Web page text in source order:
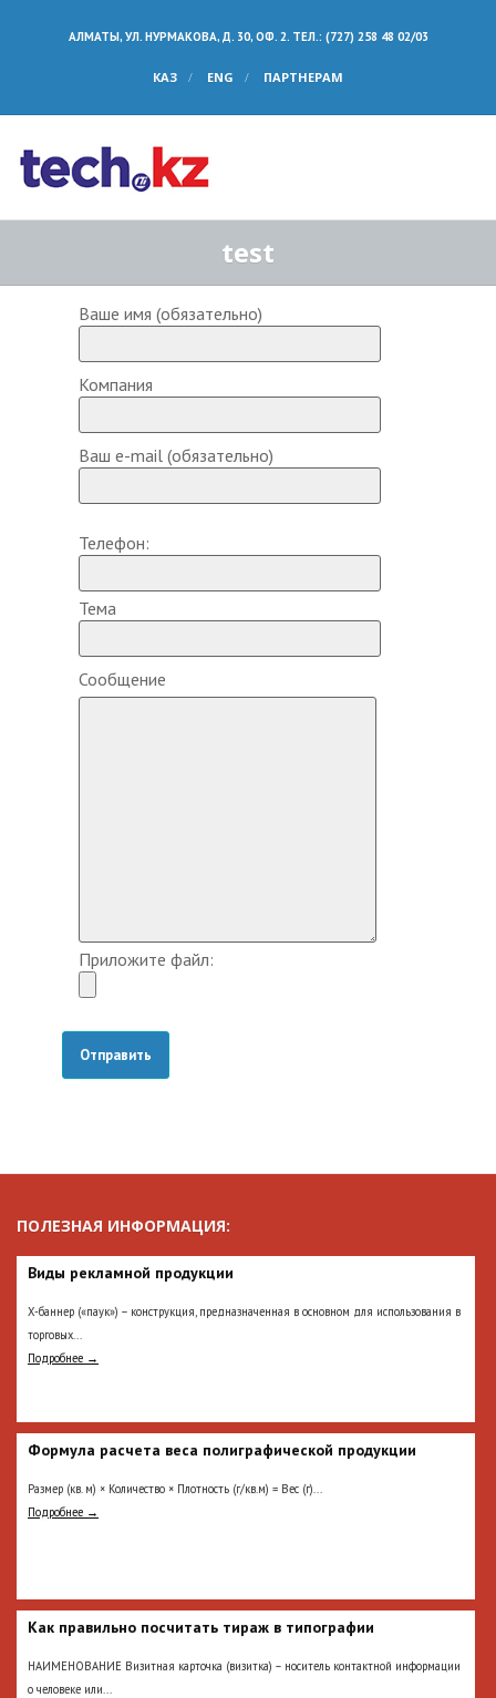
АЛМАТЫ, УЛ. НУРМАКОВА, Д. 30, ОФ. 2. ТЕЛ.: (727) 258 48 02/03
КАЗ ENG ПАРТНЕРАМ
test
Ваше имя (обязательно)
Компания
Ваш e-mail (обязательно)
Телефон:
Тема
Сообщение
Приложите файл:
ПОЛЕЗНАЯ ИНФОРМАЦИЯ:
Виды рекламной продукции
Х-баннер («паук») – конструкция, предназначенная в основном для использования в
торговых...
Подробнее →
Формула расчета веса полиграфической продукции
Размер (кв. м) × Количество × Плотность (г/кв.м) = Вес (г)...
Подробнее →
Как правильно посчитать тираж в типографии
НАИМЕНОВАНИЕ Визитная карточка (визитка) – носитель контактной информации
о человеке или...